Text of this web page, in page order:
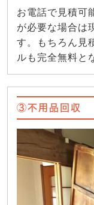
お電話で見積可
が必要な場合は
す。もちろん見
ルも完全無料と
③不用品回収